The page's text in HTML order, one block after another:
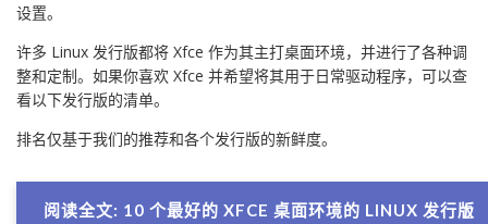
设置。
许多 Linux 发行版都将 Xfce 作为其主打桌面环境，并进行了各种调
整和定制。如果你喜欢 Xfce 并希望将其用于日常驱动程序，可以查
看以下发行版的清单。
排名仅基于我们的推荐和各个发行版的新鲜度。
阅读全文: 10 个最好的 XFCE 桌面环境的 LINUX 发行版